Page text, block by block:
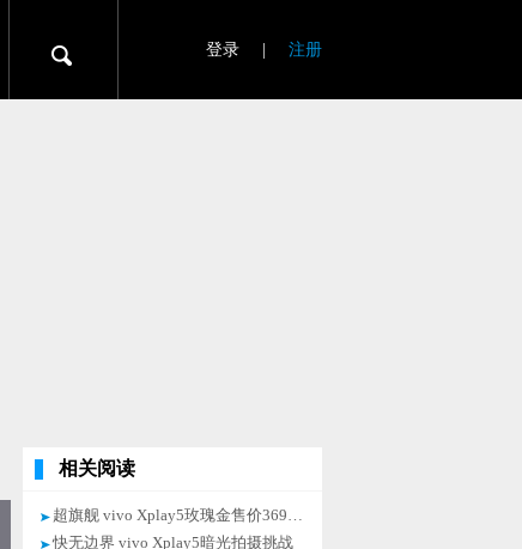
登录 注册
相关阅读
超旗舰 vivo Xplay5玫瑰金售价3698元
快无边界 vivo Xplay5暗光拍摄挑战